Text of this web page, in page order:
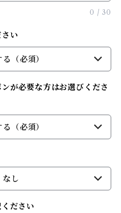
0 / 30
い
（必須）
が必要な方はお選びくださ
（必須）
なし
ださい